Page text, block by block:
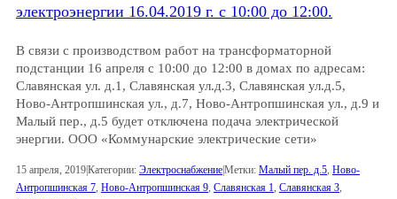
электроэнергии 16.04.2019 г. с 10:00 до 12:00.
В связи с производством работ на трансформаторной
подстанции 16 апреля с 10:00 до 12:00 в домах по адресам:
Славянская ул. д.1, Славянская ул.д.3, Славянская ул.д.5,
Ново-Антропшинская ул., д.7, Ново-Антропшинская ул., д.9 и
Малый пер., д.5 будет отключена подача электрической
энергии. ООО «Коммунарские электрические сети»
15 апреля, 2019|Категории: Электроснабжение|Метки: Малый пер. д.5 Ново-
Антропшинская 7 Ново-Антропшинская 9 Славянская 1 Славянская 3